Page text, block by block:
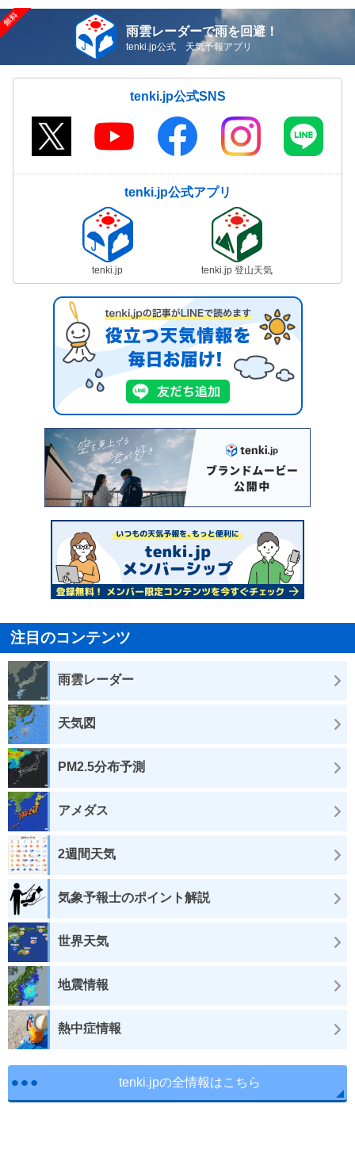
雨雲レーダーで雨を回避！
tenki.jp公式 天気予報アプリ
tenki.jp公式SNS
tenki.jp公式アプリ
tenki.jp tenki.jp 登山天気
注目のコンテンツ
雨雲レーダー
天気図
PM2.5分布予測
アメダス
2週間天気
気象予報士のポイント解説
世界天気
地震情報
熱中症情報
tenki.jpの全情報はこちら